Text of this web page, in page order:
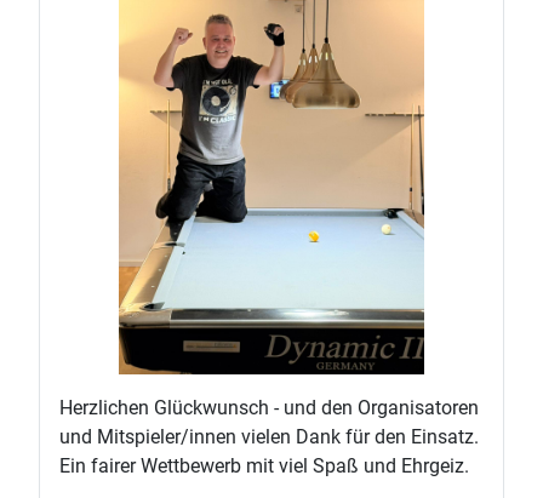
Herzlichen Glückwunsch - und den Organisatoren
und Mitspieler/innen vielen Dank für den Einsatz.
Ein fairer Wettbewerb mit viel Spaß und Ehrgeiz.